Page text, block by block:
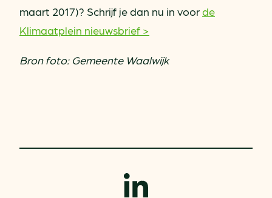
maart 2017)? Schrijf je dan nu in voorde
Klimaatplein nieuwsbrief >
Bron foto: Gemeente Waalwijk